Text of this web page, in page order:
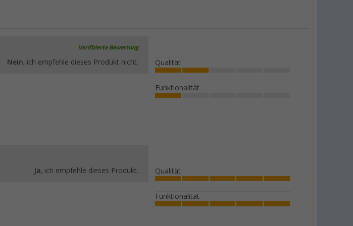
Verifizierte Bewertung
Nein, ich empfehle dieses Produkt nicht. Qualität
Funktionalität
Ja, ich empfehle dieses Produkt. Qualität
Funktionalität